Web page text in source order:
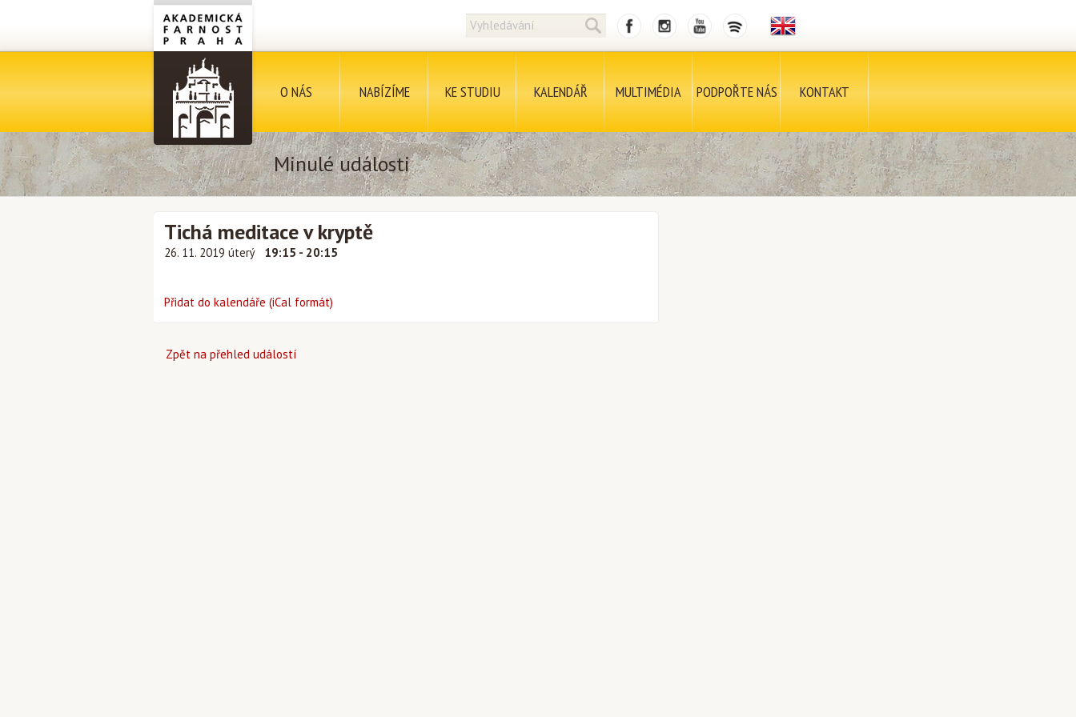
O NÁS NABÍZÍME KE STUDIU KALENDÁŘ MULTIMÉDIA PODPOŘTE NÁS KONTAKT
Minulé události
Tichá meditace v kryptě
26. 11. 2019 úterý 19:15 - 20:15
Přidat do kalendáře (iCal formát)
Zpět na přehled událostí